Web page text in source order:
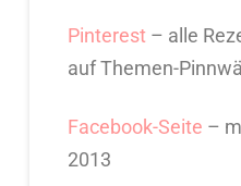
Pinterest– alle
auf Themen-
Facebook-Seite –
2013